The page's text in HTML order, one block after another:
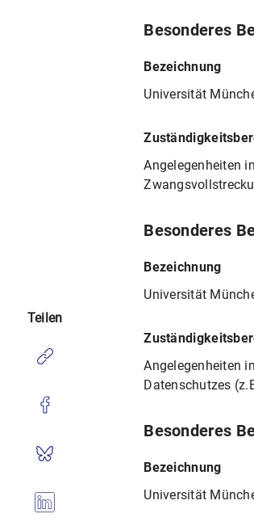
Besonderes
Bezeichnung
Universität
Angelegenheiten
Besonderes
Bezeichnung
Universität
Angelegenheiten
Datenschutzes
Besonderes
Bezeichnung
Universität
Teilen